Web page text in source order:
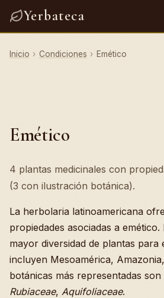
Yerbateca
Inicio › Condiciones › Emético
Emético
4 plantas medicinales con
(3 con ilustración botánica).
La herbolaria latinoamericana
propiedades asociadas a
mayor diversidad de plantas para
incluyen Mesoamérica,
botánicas más representadas son
Rubiaceae, Aquifoliaceae.